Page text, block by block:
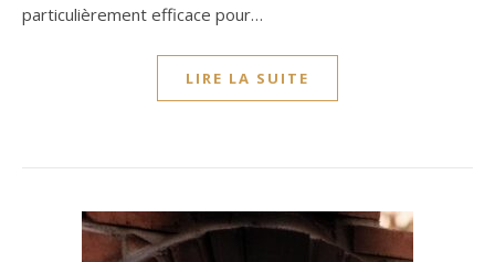
particulièrement efficace pour…
LIRE LA SUITE